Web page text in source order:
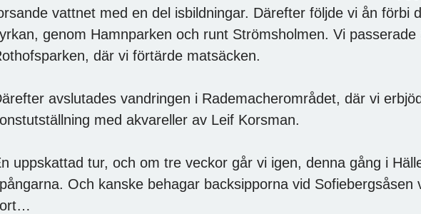
vattnet med en del isbildningar. Därefter följde vi ån förbi
genom Hamnparken och runt Strömsholmen. Vi passerade
där vi förtärde matsäcken.
avslutades vandringen i Rademacherområdet, där vi
med akvareller av Leif Korsman.
uppskattad tur, och om tre veckor går vi igen, denna gång i
Och kanske behagar backsipporna vid Sofiebergsåsen